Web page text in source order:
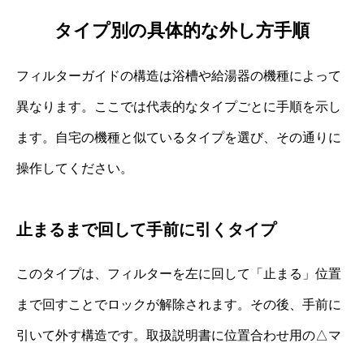
タイプ別の具体的な外し方手順
フィルターガイドの構造は浴槽や給湯器の機種によって
異なります。ここでは代表的なタイプごとに手順を示し
ます。自宅の機種と似ているタイプを選び、その通りに
操作してください。
止まるまで回して手前に引くタイプ
このタイプは、フィルターを左に回して「止まる」位置
まで回すことでロックが解除されます。その後、手前に
引いて外す構造です。取扱説明書に位置合わせ用の△マ